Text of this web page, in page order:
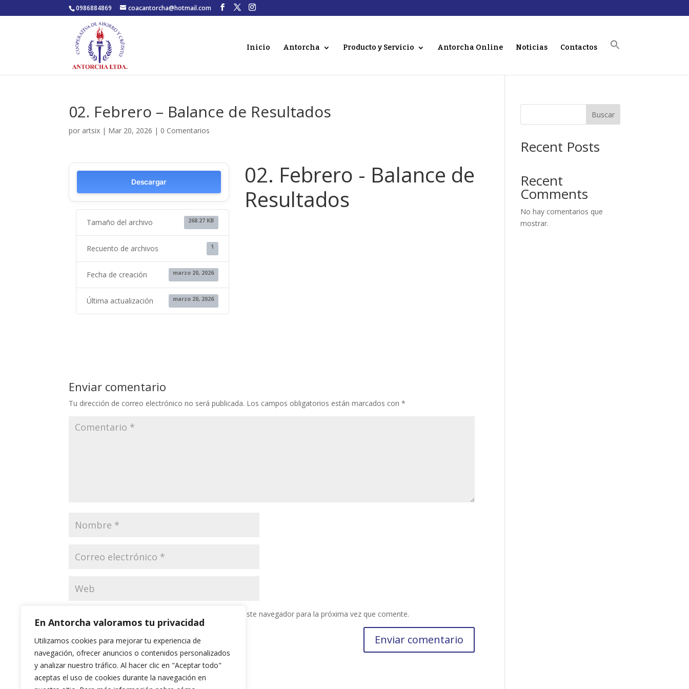
En Antorcha valoramos tu privacidad
Utilizamos cookies para mejorar tu experiencia de
navegación, ofrecer anuncios o contenidos personalizados
y analizar nuestro tráfico. Al hacer clic en "Aceptar todo"
aceptas el uso de cookies durante la navegación en
0986884869 coacantorcha@hotmail.com
Inicio Antorcha Producto y Servicio Antorcha Online Noticias Contactos
02. Febrero – Balance de Resultados
por artsix | Mar 20, 2026 | 0 Comentarios
Descargar
Tamaño del archivo 268.27 KB
Recuento de archivos 1
Fecha de creación marzo 20, 2026
Última actualización marzo 20, 2026
02. Febrero - Balance de
Resultados
Enviar comentario
Tu dirección de correo electrónico no será publicada. Los campos obligatorios están marcados con*
Guarda mi nombre, correo electrónico y web en este navegador para la próxima vez que comente.
Buscar
Recent Posts
Recent
Comments
No hay comentarios que
mostrar.